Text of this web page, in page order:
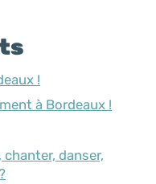
!
à Bordeaux !
danser,